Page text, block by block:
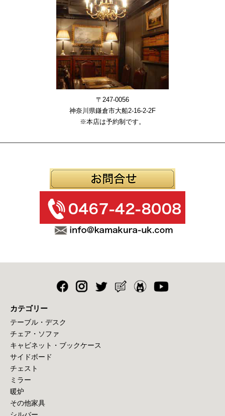
〒247-0056
神奈川県鎌倉市大船2-16-2-2F
※本店は予約制です。
カテゴリー
テーブル・デスク
チェア・ソファ
キャビネット・ブックケース
サイドボード
チェスト
ミラー
暖炉
その他家具
シルバー